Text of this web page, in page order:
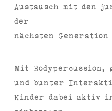
Austausch mit den
der
nächsten
Mit Bodypercussion,
und bunter
Kinder dabei aktiv